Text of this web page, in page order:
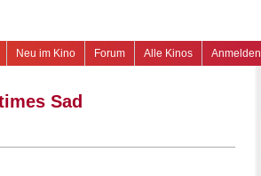
Anmelden
Alle Kinos
Forum
Neu im Kino
Sad